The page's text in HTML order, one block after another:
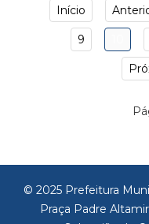
Início
9
© 2025 Prefeitura
Praça Padre